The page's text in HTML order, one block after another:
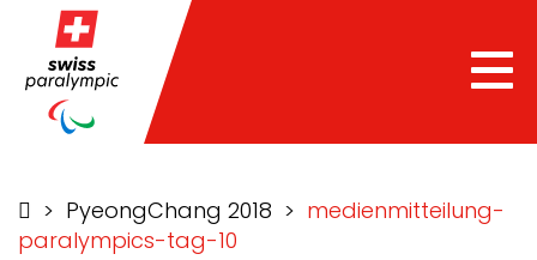
> PyeongChang 2018 >
medienmitteilung-
paralympics-tag-10